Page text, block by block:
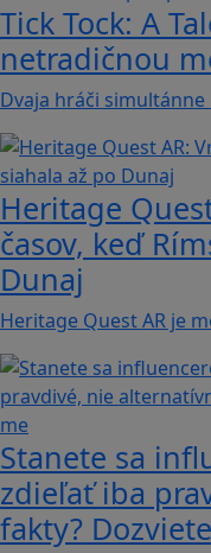
Tick Tock: A
netradičnou
Dvaja hráči
Heritage
časov, keď
Dunaj
Heritage Quest AR je
Stanete sa
zdieľať iba
fakty?